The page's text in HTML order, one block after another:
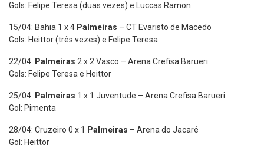
Gols: Felipe Teresa (duas vezes) e Luccas Ramon
15/04: Bahia 1 x 4 Palmeiras – CT Evaristo de Macedo
Gols: Heittor (três vezes) e Felipe Teresa
22/04: Palmeiras 2 x 2 Vasco – Arena Crefisa Barueri
Gols: Felipe Teresa e Heittor
25/04: Palmeiras 1 x 1 Juventude – Arena Crefisa Barueri
Gol: Pimenta
28/04: Cruzeiro 0 x 1 Palmeiras – Arena do Jacaré
Gol: Heittor